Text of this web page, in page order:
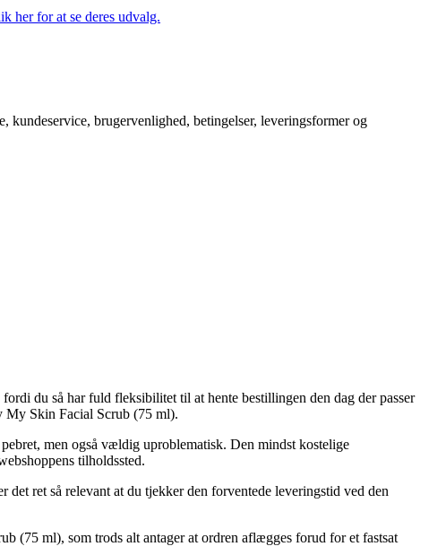
her for at se deres udvalg.
kundeservice, brugervenlighed, betingelser, leveringsformer og
du så har fuld fleksibilitet til at hente bestillingen den dag der passer
My Skin Facial Scrub (75 ml).
men også vældig uproblematisk. Den mindst kostelige
tilholdssted.
ret så relevant at du tjekker den forventede leveringstid ved den
(75 ml), som trods alt antager at ordren aflægges forud for et fastsat